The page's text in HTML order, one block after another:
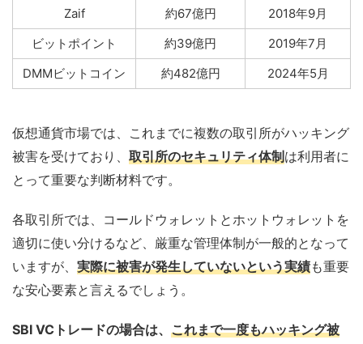
Zaif
約67億円
2018年9月
ビットポイント
約39億円
2019年7月
DMMビットコイン
約482億円 2024年5月
仮想通貨市場では、これまでに複数の取引所がハッキング
被害を受けており、 取引所のセキュリティ体制は利用者に
とって重要な判断材料です。
各取引所では、コールドウォレットとホットウォレットを
適切に使い分けるなど、厳重な管理体制が一般的となって
いますが、 実際に被害が発生していないという実績も重要
な安心要素と言えるでしょう。
SBI VCトレードの場合は、 これまで一度もハッキング被